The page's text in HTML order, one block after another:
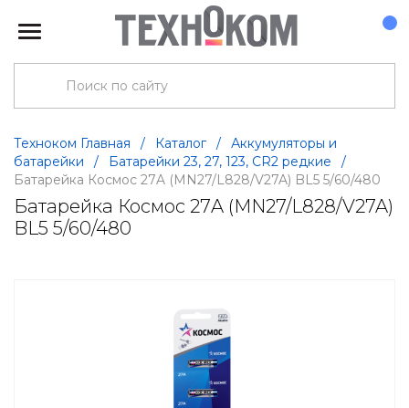
Техноком Главная / Каталог /
Аккумуляторы и
батарейки
/ Батарейки 23, 27, 123, CR2 редкие
/
Батарейка Космос 27A (MN27/L828/V27A) BL5 5/60/480
Батарейка Космос 27A (MN27/L828/V27A)
BL5 5/60/480